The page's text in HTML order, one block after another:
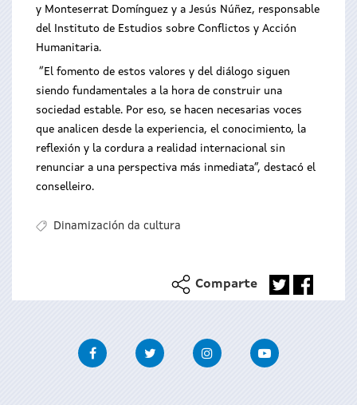
y Monteserrat Domínguez y a Jesús Núñez, responsable
del Instituto de Estudios sobre Conflictos y Acción
Humanitaria.
“El fomento de estos valores y del diálogo siguen
siendo fundamentales a la hora de construir una
sociedad estable. Por eso, se hacen necesarias voces
que analicen desde la experiencia, el conocimiento, la
reflexión y la cordura a realidad internacional sin
renunciar a una perspectiva más inmediata”, destacó el
conselleiro.
Dinamización da cultura
Comparte
FacebookTwitter InstagramYoutube